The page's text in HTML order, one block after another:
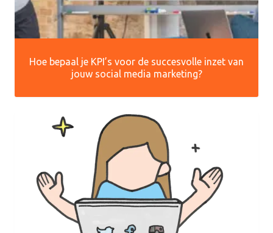
Hoe bepaal je KPI’s voor de succesvolle inzet van
jouw social media marketing?